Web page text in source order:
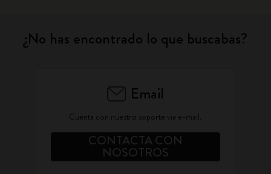
¿No has encontrado lo que buscabas?
Email
Cuenta con nuestro soporte via e-mail.
CONTACTA CON
NOSOTROS